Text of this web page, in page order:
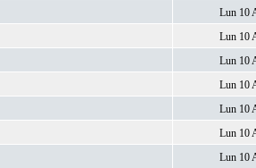
Lun 10
Lun 10
Lun 10
Lun 10
Lun 10
Lun 10
Lun 10